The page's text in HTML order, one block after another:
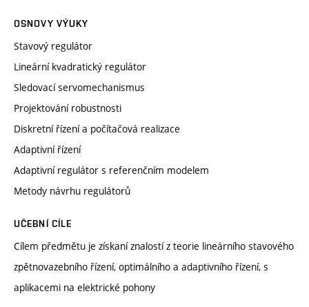
OSNOVY VÝUKY
Stavový regulátor
Lineární kvadratický regulátor
Sledovací servomechanismus
Projektování robustnosti
Diskretní řízení a počítačová realizace
Adaptivní řízení
Adaptivní regulátor s referenčním modelem
Metody návrhu regulátorů
UČEBNÍ CÍLE
Cílem předmětu je získaní znalostí z teorie lineárního stavového
zpětnovazebního řízení, optimálního a adaptivního řízení, s
aplikacemi na elektrické pohony